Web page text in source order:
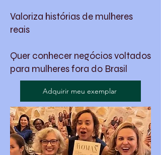
Valoriza histórias de mulheres
reais
Quer conhecer negócios voltados
para mulheres fora do Brasil
Adquirir meu exemplar